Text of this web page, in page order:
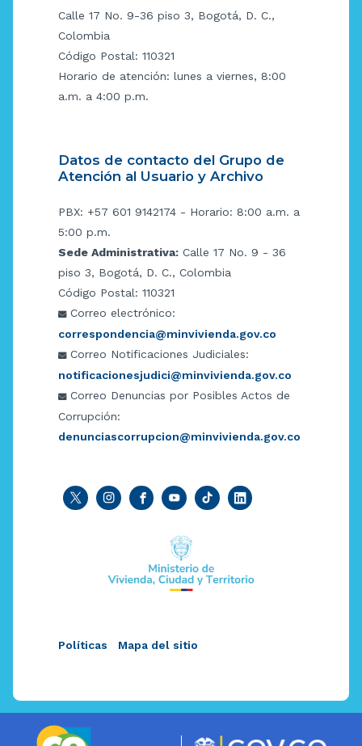
Calle 17 No. 9-36 piso 3, Bogotá, D. C.,
Colombia
Código Postal: 110321
Horario de atención: lunes a viernes, 8:00
a.m. a 4:00 p.m.
Datos de contacto del Grupo de
Atención al Usuario y Archivo
PBX: +57 601 9142174 - Horario: 8:00 a.m. a
5:00 p.m.
Sede Administrativa: Calle 17 No. 9 - 36
piso 3, Bogotá, D. C., Colombia
Código Postal: 110321
Correo electrónico:
correspondencia@minvivienda.gov.co
Correo Notificaciones Judiciales:
notificacionesjudici@minvivienda.gov.co
Correo Denuncias por Posibles Actos de
Corrupción:
denunciascorrupcion@minvivienda.gov.co
Políticas Mapa del sitio